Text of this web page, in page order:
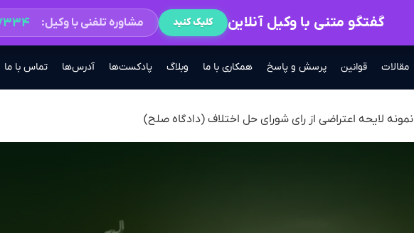
گفتگو متنی با وکیل آنلاین کلیک کنید مشاوره تلفنی با وکیل:
مقالات قوانین پرسش و پاسخ همکاری با ما وبلاگ پادکست‌ها آدرس‌ها تماس با ما
نمونه لایحه اعتراضی از رای شورای حل اختلاف (دادگاه صلح)